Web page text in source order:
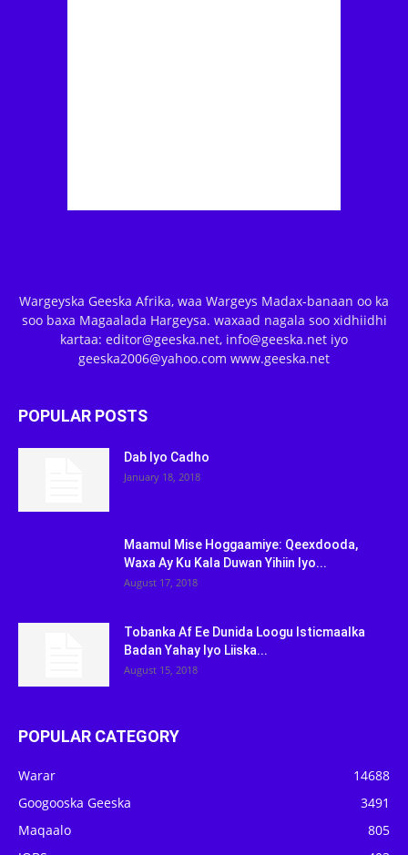
Wargeyska Geeska Afrika, waa Wargeys Madax-banaan oo ka
soo baxa Magaalada Hargeysa. waxaad nagala soo xidhiidhi
kartaa: editor@geeska.net, info@geeska.net iyo
geeska2006@yahoo.com www.geeska.net
POPULAR POSTS
Dab Iyo Cadho
January 18, 2018
Maamul Mise Hoggaamiye: Qeexdooda,
Waxa Ay Ku Kala Duwan Yihiin Iyo...
August 17, 2018
Tobanka Af Ee Dunida Loogu Isticmaalka
Badan Yahay Iyo Liiska...
August 15, 2018
POPULAR CATEGORY
Warar
14688
Googooska Geeska
3491
Maqaalo
805